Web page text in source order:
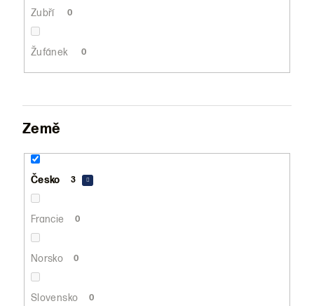
Zubří 0
Žufánek 0
Země
Česko 3
Francie 0
Norsko 0
Slovensko 0